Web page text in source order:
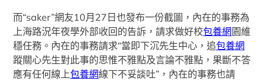
而“saker”網友10月27日也發布一份截圖，內在的事務為
上海路況年夜學外部收回的告訴，請求做好校包養網 園維
穩任務。內在的事務請求“當即下沉先生中心，追包養網
蹤關心先生對此事的思惟不雅點及言論不雅點，果斷不答
應有任何線上包養網線下不妥談吐”，內在的事務也請